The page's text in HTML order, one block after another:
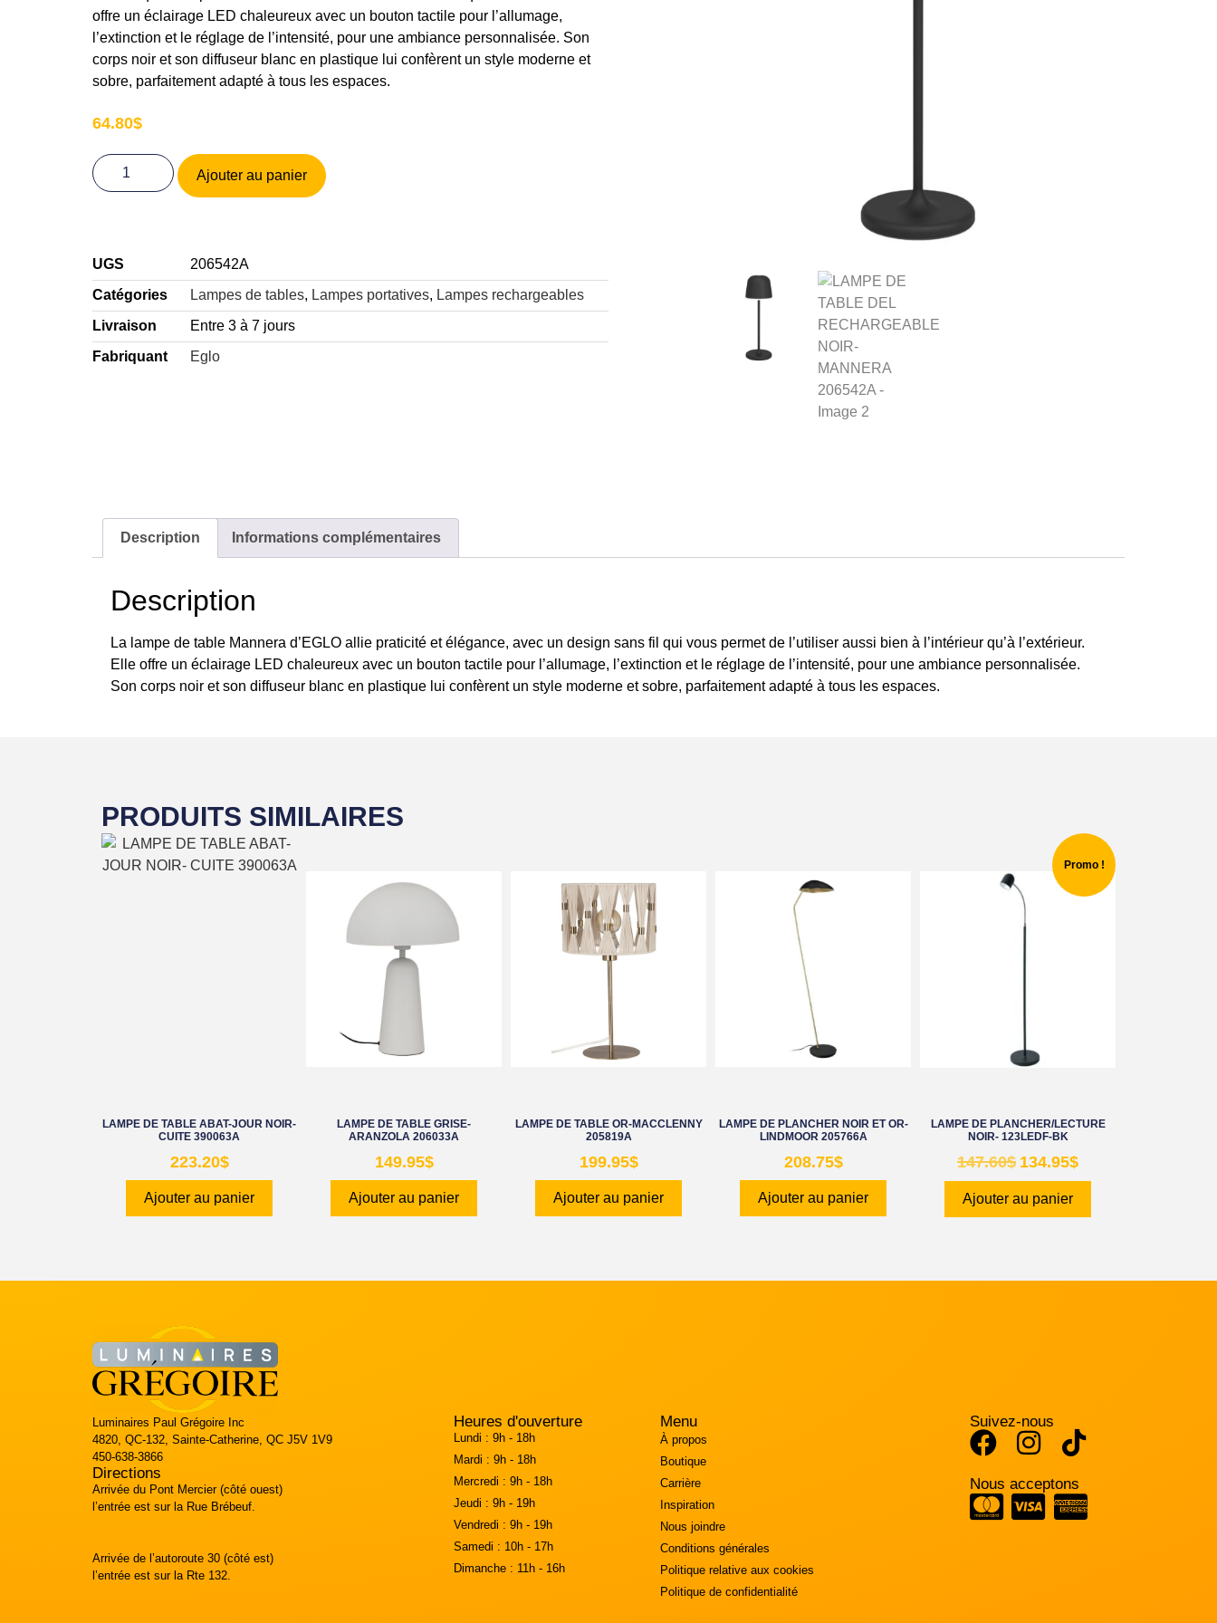
offre un éclairage LED chaleureux avec un bouton tactile pour l’allumage,
l’extinction et le réglage de l’intensité, pour une ambiance personnalisée. Son
corps noir et son diffuseur blanc en plastique lui confèrent un style moderne et
sobre, parfaitement adapté à tous les espaces.
64.80$
Ajouter au panier
UGS
206542A
Catégories
Lampes de tables, Lampes portatives, Lampes rechargeables
Livraison
Entre 3 à 7 jours
Fabriquant
Eglo
Description Informations complémentaires
Description
La lampe de table Mannera d’EGLO allie praticité et élégance, avec un design sans fil qui vous permet de l’utiliser aussi bien à l’intérieur qu’à l’extérieur.
Elle offre un éclairage LED chaleureux avec un bouton tactile pour l’allumage, l’extinction et le réglage de l’intensité, pour une ambiance personnalisée.
Son corps noir et son diffuseur blanc en plastique lui confèrent un style moderne et sobre, parfaitement adapté à tous les espaces.
PRODUITS SIMILAIRES
LAMPE DE TABLE ABAT-JOUR NOIR-
CUITE 390063A
223.20$
Ajouter au panier
LAMPE DE TABLE GRISE-
ARANZOLA 206033A
149.95$
Ajouter au panier
LAMPE DE TABLE OR-MACCLENNY
205819A
199.95$
Ajouter au panier
LAMPE DE PLANCHER NOIR ET OR-
LINDMOOR 205766A
208.75$
Ajouter au panier
Promo !
LAMPE DE PLANCHER/LECTURE
NOIR- 123LEDF-BK
147.60$ 134.95$
Ajouter au panier
Luminaires Paul Grégoire Inc
4820, QC-132, Sainte-Catherine, QC J5V 1V9
450-638-3866
Directions
Arrivée du Pont Mercier (côté ouest)
l’entrée est sur la Rue Brébeuf.
Arrivée de l’autoroute 30 (côté est)
l’entrée est sur la Rte 132.
Heures d'ouverture
Lundi : 9h - 18h
Mardi : 9h - 18h
Mercredi : 9h - 18h
Jeudi : 9h - 19h
Vendredi : 9h - 19h
Samedi : 10h - 17h
Dimanche : 11h - 16h
Menu
À propos
Boutique
Carrière
Inspiration
Nous joindre
Conditions générales
Politique relative aux cookies
Politique de confidentialité
Suivez-nous
Nous acceptons